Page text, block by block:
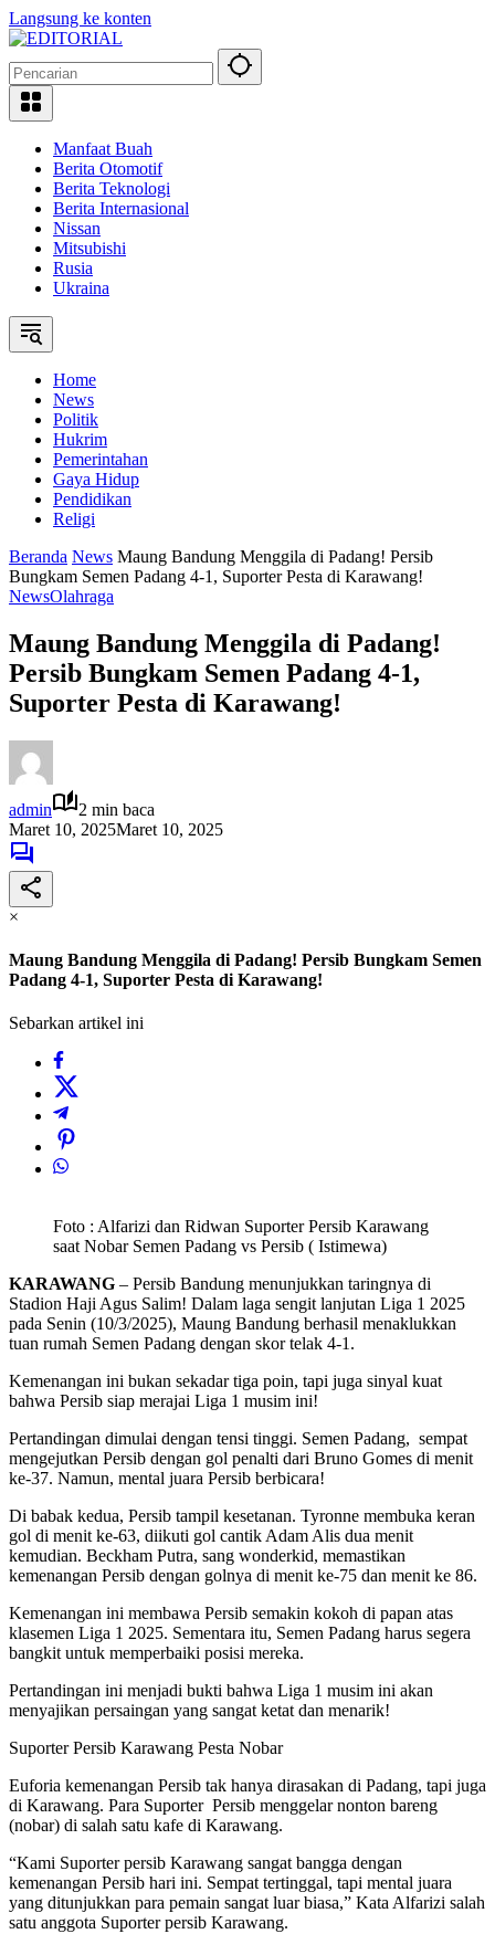
Langsung ke konten
Manfaat Buah
Berita Otomotif
Berita Teknologi
Berita Internasional
Nissan
Mitsubishi
Rusia
Ukraina
Home
News
Politik
Hukrim
Pemerintahan
Gaya Hidup
Pendidikan
Religi
Beranda News Maung Bandung Menggila di Padang! Persib
Bungkam Semen Padang 4-1, Suporter Pesta di Karawang!
NewsOlahraga
Maung Bandung Menggila di Padang!
Persib Bungkam Semen Padang 4-1,
Suporter Pesta di Karawang!
admin
2 min baca
Maret 10, 2025Maret 10, 2025
×
Maung Bandung Menggila di Padang! Persib Bungkam Semen
Padang 4-1, Suporter Pesta di Karawang!
Sebarkan artikel ini
Foto : Alfarizi dan Ridwan Suporter Persib Karawang
saat Nobar Semen Padang vs Persib ( Istimewa)
KARAWANG – Persib Bandung menunjukkan taringnya di
Stadion Haji Agus Salim! Dalam laga sengit lanjutan Liga 1 2025
pada Senin (10/3/2025), Maung Bandung berhasil menaklukkan
tuan rumah Semen Padang dengan skor telak 4-1.
Kemenangan ini bukan sekadar tiga poin, tapi juga sinyal kuat
bahwa Persib siap merajai Liga 1 musim ini!
Pertandingan dimulai dengan tensi tinggi. Semen Padang, sempat
mengejutkan Persib dengan gol penalti dari Bruno Gomes di menit
ke-37. Namun, mental juara Persib berbicara!
Di babak kedua, Persib tampil kesetanan. Tyronne membuka keran
gol di menit ke-63, diikuti gol cantik Adam Alis dua menit
kemudian. Beckham Putra, sang wonderkid, memastikan
kemenangan Persib dengan golnya di menit ke-75 dan menit ke 86.
Kemenangan ini membawa Persib semakin kokoh di papan atas
klasemen Liga 1 2025. Sementara itu, Semen Padang harus segera
bangkit untuk memperbaiki posisi mereka.
Pertandingan ini menjadi bukti bahwa Liga 1 musim ini akan
menyajikan persaingan yang sangat ketat dan menarik!
Suporter Persib Karawang Pesta Nobar
Euforia kemenangan Persib tak hanya dirasakan di Padang, tapi juga
di Karawang. Para Suporter Persib menggelar nonton bareng
(nobar) di salah satu kafe di Karawang.
“Kami Suporter persib Karawang sangat bangga dengan
kemenangan Persib hari ini. Sempat tertinggal, tapi mental juara
yang ditunjukkan para pemain sangat luar biasa,” Kata Alfarizi salah
satu anggota Suporter persib Karawang.